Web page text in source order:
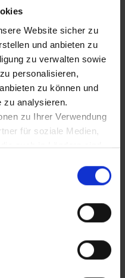
Website sicher zu
und anbieten zu
zu verwalten sowie
personalisieren,
zu können und
zu analysieren.
zu Ihrer Verwendung
für soziale Medien,
auch in Ländern sind,
Rechte uU nicht
Partner führen
mit weiteren Daten
haben oder die
Eisenquelle
Pfarrgasse